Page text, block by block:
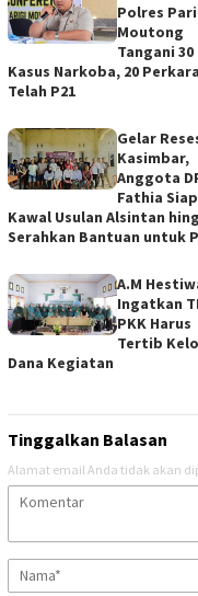
Polres
Moutong
Tangani 30
Kasus Narkoba, 20 Perkara
Telah P21
Gelar
Kasimbar,
Anggota
Fathia Siap
Kawal Usulan Alsintan
Serahkan Bantuan untuk
A.M
Ingatkan
PKK Harus
Tertib
Dana Kegiatan
Tinggalkan Balasan
Alamat email Anda tidak akan